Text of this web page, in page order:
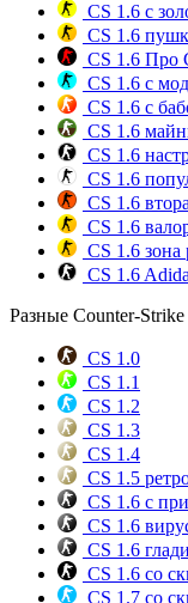
CS 1.6 с
CS 1.6
CS 1.6 Про
CS 1.6 с
CS 1.6 с
CS 1.6
CS 1.6
CS 1.6
CS 1.6
CS 1.6
CS 1.6 зона
CS 1.6
Разные Counter-Strike
CS 1.0
CS 1.1
CS 1.2
CS 1.3
CS 1.4
CS 1.5
CS 1.6 с
CS 1.6
CS 1.6
CS 1.6 со
CS 1.7 со